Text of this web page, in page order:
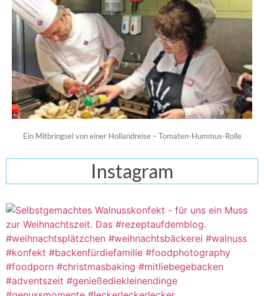
Ein Mitbringsel von einer Hollandreise – Tomaten-Hummus-Rolle
Instagram